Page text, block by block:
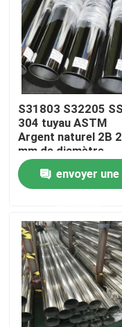
Visite d'usine
Contrôle de
Contactez-nous
Nouvelles
Cas
tuyau sans
Tuyau rond de
Tuyau de solides
S31803 S32205 SS
304 tuyau ASTM
Argent naturel 2B
mm de diamètre
intérieur soudé
envoyer une